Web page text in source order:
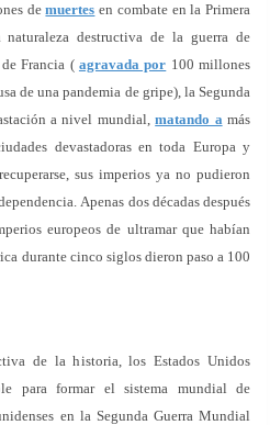
demuertes en combate en la Primera
destructiva de la guerra de
Francia ( agravada por 100 millones
de una pandemia de gripe), la Segunda
a nivel mundial,matando amás
devastadoras en toda Europa y
sus imperios ya no pudieron
Apenas dos décadas después
europeos de ultramar que habían
durante cinco siglos dieron paso a 100
de la historia, los Estados Unidos
para formar el sistema mundial de
en la Segunda Guerra Mundial